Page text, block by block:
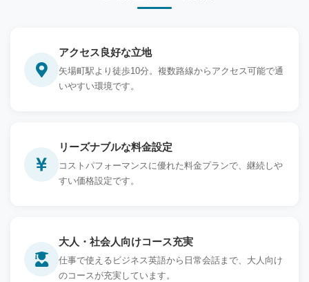
アクセス良好な立地
矢場町駅より徒歩10分。複数路線からアクセス可能で通
いやすい環境です。
リーズナブルな料金設定
コストパフォーマンスに優れた料金プランで、継続しや
すい価格設定です。
大人・社会人向けコース充実
仕事で使えるビジネス英語から日常会話まで、大人向け
のコースが充実しています。